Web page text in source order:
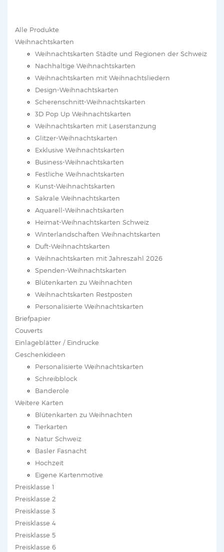
Alle Produkte
Weihnachtskarten
Weihnachtskarten Städte und Regionen der Schweiz
Nachhaltige Weihnachtskarten
Weihnachtskarten mit Weihnachtsliedern
Design-Weihnachtskarten
Scherenschnitt-Weihnachtskarten
3D Pop Up Weihnachtskarten
Weihnachtskarten mit Laserstanzung
Glitzer-Weihnachtskarten
Exklusive Weihnachtskarten
Business-Weihnachtskarten
Festliche Weihnachtskarten
Kunst-Weihnachtskarten
Sakrale Weihnachtskarten
Aquarell-Weihnachtskarten
Heimat-Weihnachtskarten Schweiz
Winterlandschaften Weihnachtskarten
Duft-Weihnachtskarten
Weihnachtskarten mit Jahreszahl 2026
Spenden-Weihnachtskarten
Blütenkarten zu Weihnachten
Weihnachtskarten Restposten
Personalisierte Weihnachtskarten
Briefpapier
Couverts
Einlageblätter / Eindrucke
Geschenkideen
Personalisierte Weihnachtskarten
Schreibblock
Banderole
Weitere Karten
Blütenkarten zu Weihnachten
Tierkarten
Natur Schweiz
Basler Fasnacht
Hochzeit
Eigene Kartenmotive
Preisklasse 1
Preisklasse 2
Preisklasse 3
Preisklasse 4
Preisklasse 5
Preisklasse 6